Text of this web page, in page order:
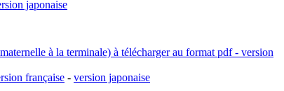
japonaise
à la terminale) à télécharger au format pdf - version
française - version japonaise